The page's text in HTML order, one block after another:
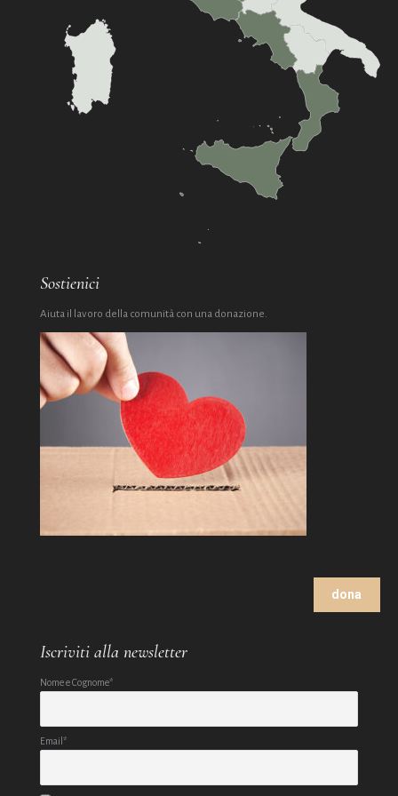
Sostienici
Aiuta il lavoro della comunità con una donazione.
dona
Iscriviti alla newsletter
Nome e Cognome*
Email*